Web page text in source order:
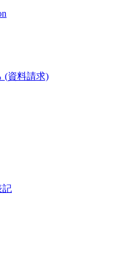
(資料請求)
記